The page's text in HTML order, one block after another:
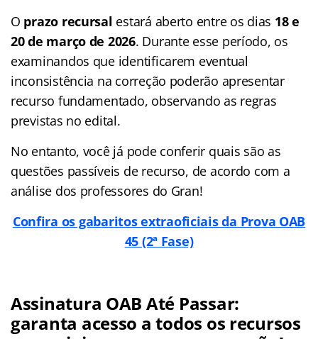
O prazo recursal estará aberto entre os dias 18 e
20 de março de 2026. Durante esse período, os
examinandos que identificarem eventual
inconsistência na correção poderão apresentar
recurso fundamentado, observando as regras
previstas no edital.
No entanto, você já pode conferir quais são as
questões passíveis de recurso, de acordo com a
análise dos professores do Gran!
Confira os gabaritos extraoficiais da Prova OAB
45 (2ª Fase)
Assinatura OAB Até Passar:
garanta acesso a todos os recursos